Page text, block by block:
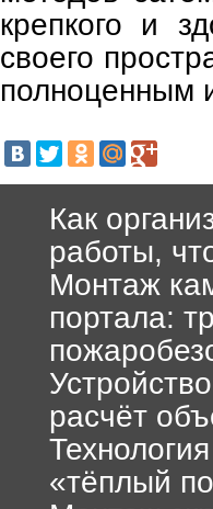
крепкого и
своего
полноценным
Как
работы,
Монтаж
портала:
расчёт
«тёплый